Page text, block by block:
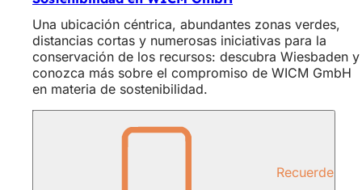
Una ubicación céntrica, abundantes zonas verdes,
distancias cortas y numerosas iniciativas para la
conservación de los recursos: descubra Wiesbaden y
conozca más sobre el compromiso de WICM GmbH
en materia de sostenibilidad.
Recuerde